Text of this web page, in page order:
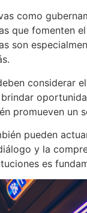
como
que fomenten
son
considerar
promueven un
pueden
y la
es